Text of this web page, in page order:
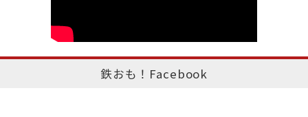
鉄おも！Facebook